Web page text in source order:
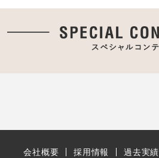
会社概要 採用情報 過去実績